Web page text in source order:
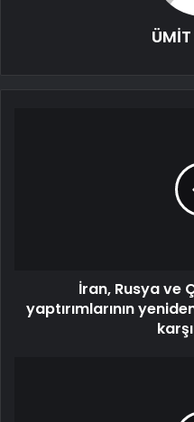
İran, Rusya ve
yaptırımlarının